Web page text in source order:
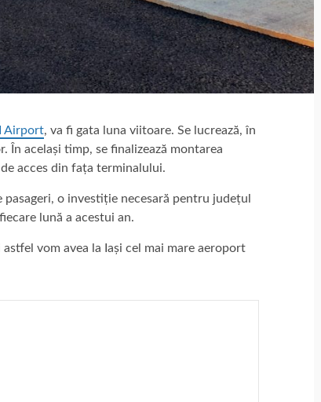
Airport, va fi gata luna viitoare. Se lucrează, în
În același timp, se finalizează montarea
acces din fața terminalului.
o investiție necesară pentru județul
lună a acestui an.
vom avea la Iași cel mai mare aeroport